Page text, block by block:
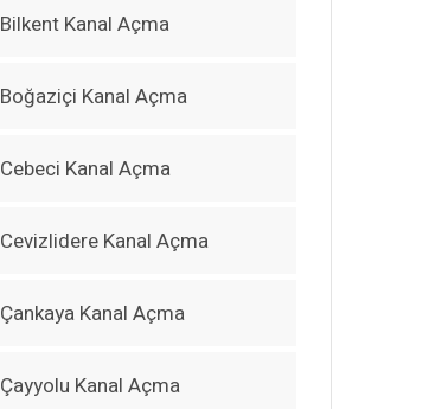
Bilkent Kanal Açma
Boğaziçi Kanal Açma
Cebeci Kanal Açma
Cevizlidere Kanal Açma
Çankaya Kanal Açma
Çayyolu Kanal Açma